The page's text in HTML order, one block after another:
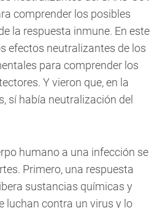
comprender los posibles
la respuesta inmune. En este
efectos neutralizantes de los
para comprender los
Y vieron que, en la
sí había neutralización del
humano a una infección se
Primero, una respuesta
sustancias químicas y
luchan contra un virus y lo